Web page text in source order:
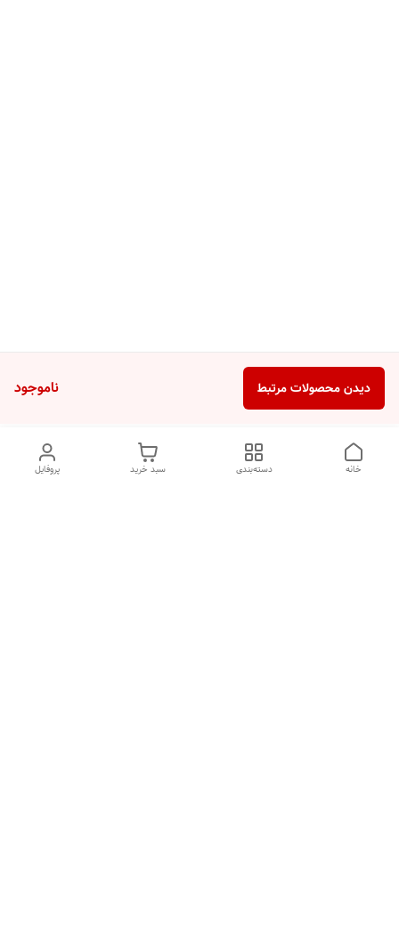
ناموجود دیدن محصولات مرتبط
پروفایل سبد خرید دسته‌بندی خانه